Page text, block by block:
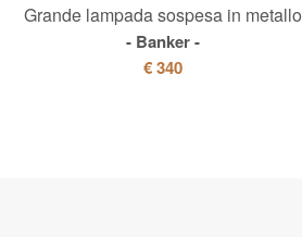
Grande lampada sospesa in metallo
Banker
€ 340